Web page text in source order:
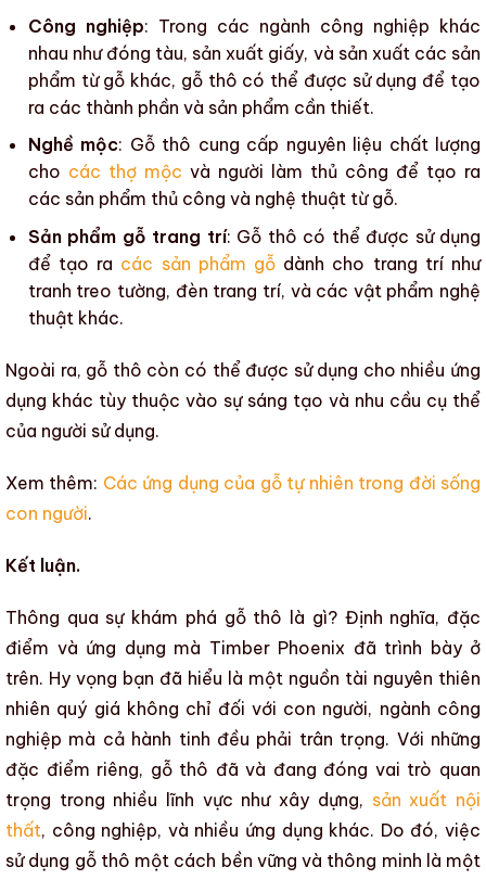
Công nghiệp: Trong các ngành công nghiệp khác
nhau như đóng tàu, sản xuất giấy, và sản xuất các sản
phẩm từ gỗ khác, gỗ thô có thể được sử dụng để tạo
ra các thành phần và sản phẩm cần thiết.
Nghề mộc: Gỗ thô cung cấp nguyên liệu chất lượng
cho các thợ mộc và người làm thủ công để tạo ra
các sản phẩm thủ công và nghệ thuật từ gỗ.
Sản phẩm gỗ trang trí: Gỗ thô có thể được sử dụng
để tạo ra các sản phẩm gỗ dành cho trang trí như
tranh treo tường, đèn trang trí, và các vật phẩm nghệ
thuật khác.
Ngoài ra, gỗ thô còn có thể được sử dụng cho nhiều ứng
dụng khác tùy thuộc vào sự sáng tạo và nhu cầu cụ thể
của người sử dụng.
Xem thêm: Các ứng dụng của gỗ tự nhiên trong đời sống
con người.
Kết luận.
Thông qua sự khám phá gỗ thô là gì? Định nghĩa, đặc
điểm và ứng dụng mà Timber Phoenix đã trình bày ở
trên. Hy vọng bạn đã hiểu là một nguồn tài nguyên thiên
nhiên quý giá không chỉ đối với con người, ngành công
nghiệp mà cả hành tinh đều phải trân trọng. Với những
đặc điểm riêng, gỗ thô đã và đang đóng vai trò quan
trọng trong nhiều lĩnh vực nhưxây dựng, sản xuất nội
thất, công nghiệp, và nhiều ứng dụng khác. Do đó, việc
sử dụng gỗ thô một cách bền vững và thông minh là một